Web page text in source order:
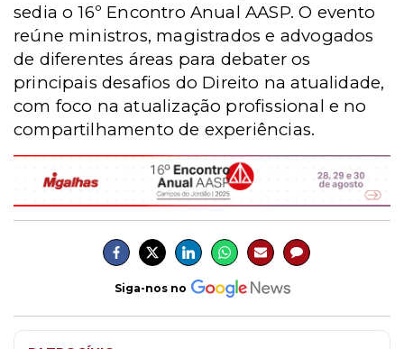
sedia o 16º Encontro Anual AASP. O evento
reúne ministros, magistrados e advogados
de diferentes áreas para debater os
principais desafios do Direito na atualidade,
com foco na atualização profissional e no
compartilhamento de experiências.
Siga-nos no